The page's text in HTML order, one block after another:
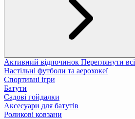
Активний відпочинок Переглянути всі
Настільні футболи та аерохокеї
Спортивні ігри
Батути
Садові гойдалки
Аксесуари для батутів
Роликові ковзани